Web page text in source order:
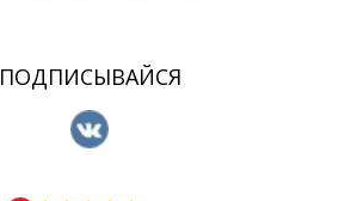
ПОДПИСЫВАЙСЯ